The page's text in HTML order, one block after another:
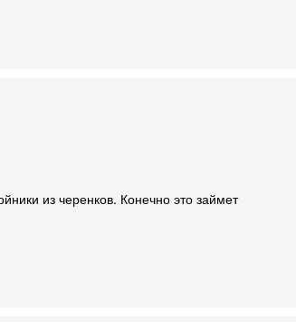
из черенков. Конечно это займет